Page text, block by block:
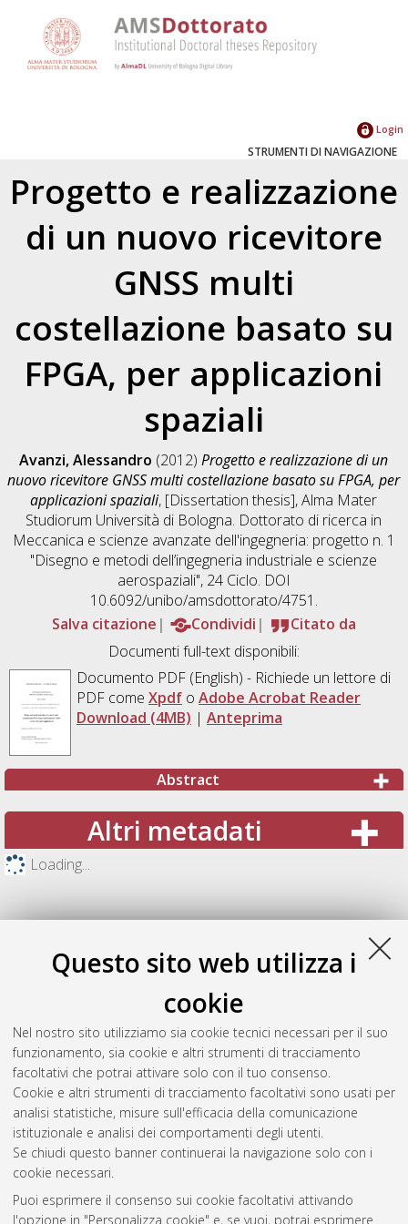
Questo sito web utilizza i
cookie
Nel nostro sito utilizziamo sia cookie tecnici necessari per il suo
funzionamento, sia cookie e altri strumenti di tracciamento
facoltativi che potrai attivare solo con il tuo consenso.
Cookie e altri strumenti di tracciamento facoltativi sono usati per
analisi statistiche, misure sull'efficacia della comunicazione
istituzionale e analisi dei comportamenti degli utenti.
Se chiudi questo banner continuerai la navigazione solo con i
cookie necessari.
Puoi esprimere il consenso sui cookie facoltativi attivando
l'opzione in "Personalizza cookie" e, se vuoi, potrai esprimere
Login
STRUMENTI DI NAVIGAZIONE
Progetto e realizzazione
di un nuovo ricevitore
GNSS multi
costellazione basato su
FPGA, per applicazioni
spaziali
Avanzi, Alessandro (2012)Progetto e realizzazione di un
nuovo ricevitore GNSS multi costellazione basato su FPGA, per
applicazioni spaziali, [Dissertation thesis], Alma Mater
Studiorum Università di Bologna. Dottorato di ricerca in
Meccanica e scienze avanzate dell'ingegneria: progetto n. 1
"Disegno e metodi dell’ingegneria industriale e scienze
aerospaziali", 24 Ciclo. DOI
10.6092/unibo/amsdottorato/4751.
Salva citazione
Condividi
Citato da
Documenti full-text disponibili:
Documento PDF(English) - Richiede un lettore di
PDF come Xpdfo Adobe Acrobat Reader
Download (4MB) | Anteprima
Abstract
Altri metadati
Loading...
Gestione del documento:
Atom
Rss 1.0